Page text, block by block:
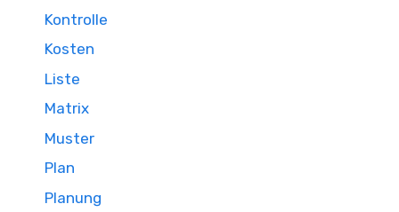
Kontrolle
Kosten
Liste
Matrix
Muster
Plan
Planung